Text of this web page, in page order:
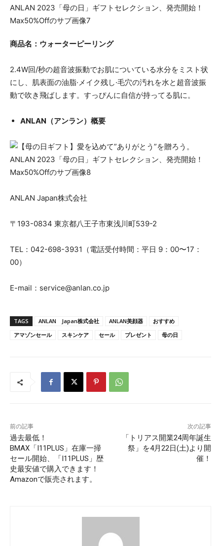
商品名：ウォーターピーリング
2.4W回/秒の超音波振動でお肌についている水分をミスト状
にし、肌表面の油脂·メイク残し·毛穴の汚れを水と超音波振
動で吹き飛ばします。すっぴんに自信が持ってる肌に。
ANLAN（アンラン）概要
ANLAN Japan株式会社
〒193-0834 東京都八王子市東浅川町539-2
TEL：042-698-3931（電話受付時間：平日 9：00〜17：
00）
E-mail：service@anlan.co.jp
TAGS ANLAN Japan株式会社 ANLAN美顔器
おすすめ
アマゾンセール
スキンケア セール プレゼント 母の日
前の記事
過去最低！
BMAX「I11PLUS」在庫一掃
セール開始、「I11PLUS」歴
史最安値で購入できます！
Amazonで販売されます。
次の記事
「トリアス開業24周年誕生
祭」を4月22日(土)より開
催！